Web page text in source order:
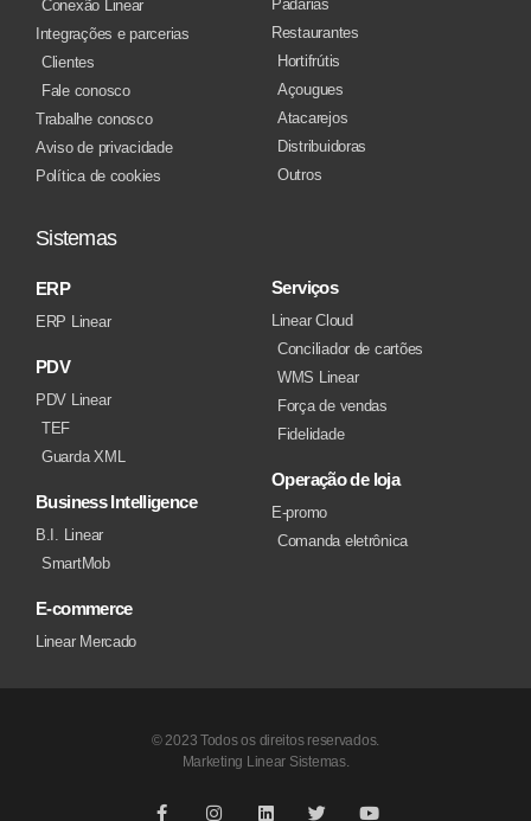
Conexão Linear
Integrações e parcerias
Clientes
Fale conosco
Trabalhe conosco
Aviso de privacidade
Política de cookies
Padarias
Restaurantes
Hortifrútis
Açougues
Atacarejos
Distribuidoras
Outros
Sistemas
ERP
ERP Linear
PDV
PDV Linear
TEF
Guarda XML
Business Intelligence
B.I. Linear
SmartMob
E-commerce
Linear Mercado
Serviços
Linear Cloud
Conciliador de cartões
WMS Linear
Força de vendas
Fidelidade
Operação de loja
E-promo
Comanda eletrônica
© 2023 Todos os direitos reservados.
Marketing Linear Sistemas.